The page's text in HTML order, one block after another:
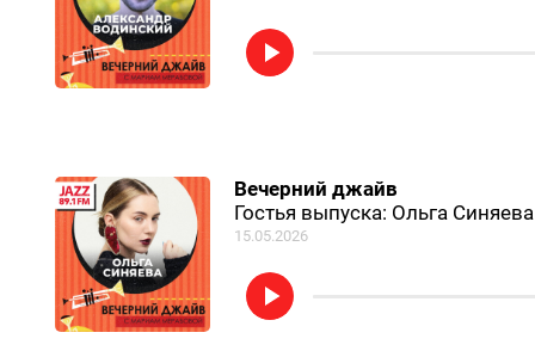
Вечерний джайв
Гостья выпуска: Ольга Синяева
15.05.2026